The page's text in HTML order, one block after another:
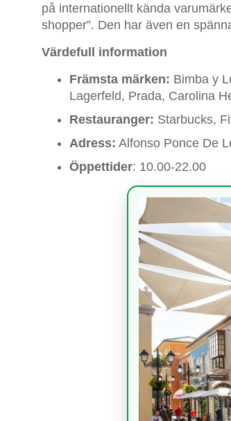
på internationellt kända
shopper”. Den har även en
Värdefull information
Främsta märken: Bimba y
Lagerfeld, Prada, Carolina
Restauranger: Starbucks,
Adress: Alfonso Ponce De
Öppettider: 10.00-22.00